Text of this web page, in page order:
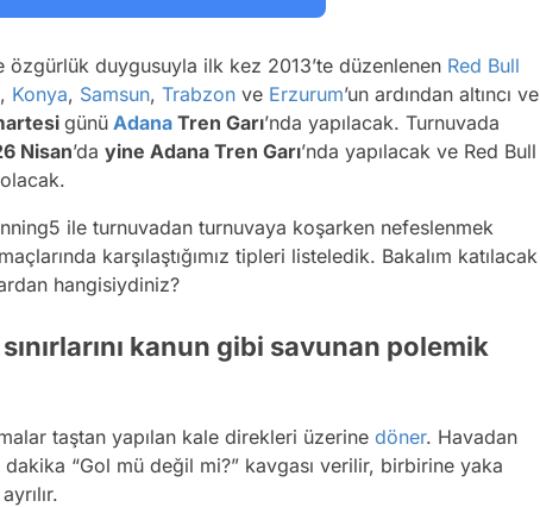
özgürlük duygusuyla ilk kez 2013’te düzenlenen Red Bull
, Konya, Samsun, Trabzon ve Erzurum’un ardından altıncı ve
günü Adana Tren Garı’nda yapılacak. Turnuvada
Nisan’da yine Adana Tren Garı’nda yapılacak ve Red Bull
ile turnuvadan turnuvaya koşarken nefeslenmek
karşılaştığımız tipleri listeledik. Bakalım katılacak
hangisiydiniz?
kanun gibi savunan polemik
taştan yapılan kale direkleri üzerine döner. Havadan
“Gol mü değil mi?” kavgası verilir, birbirine yaka